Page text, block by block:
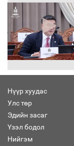
Нүүр хуудас
Улс төр
Эдийн засаг
Үзэл бодол
Нийгэм